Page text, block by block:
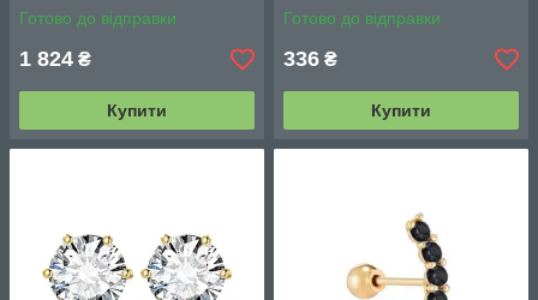
Готово до відправки
1 824 ₴
Купити
Готово до відправки
336 ₴
Купити